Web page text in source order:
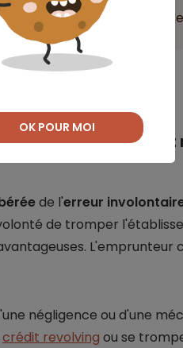
potentiellement une
intentionnelle et
de l'erreur
de tromper
L'emprunteur
négligence ou d'une
crédit revolving ou se
OK POUR MOI